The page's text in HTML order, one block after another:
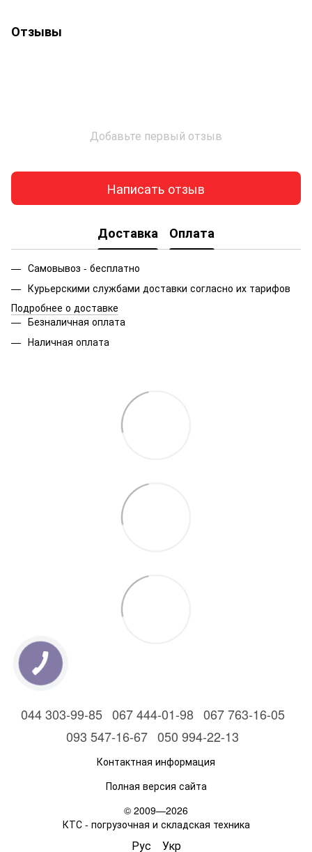
Отзывы
Добавьте первый отзыв
Написать отзыв
Доставка Оплата
Самовывоз - бесплатно
Курьерскими службами доставки согласно их тарифов
Подробнее о доставке
Безналичная оплата
Наличная оплата
044 303-99-85 067 444-01-98 067 763-16-05
093 547-16-67 050 994-22-13
Контактная информация
Полная версия сайта
© 2009—2026
КТС - погрузочная и складская техника
Рус Укр